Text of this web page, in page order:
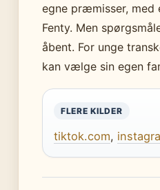
egne præmisser, med
Fenty. Men
åbent. For unge
kan vælge sin egen
FLERE KILDER
tiktok.com,